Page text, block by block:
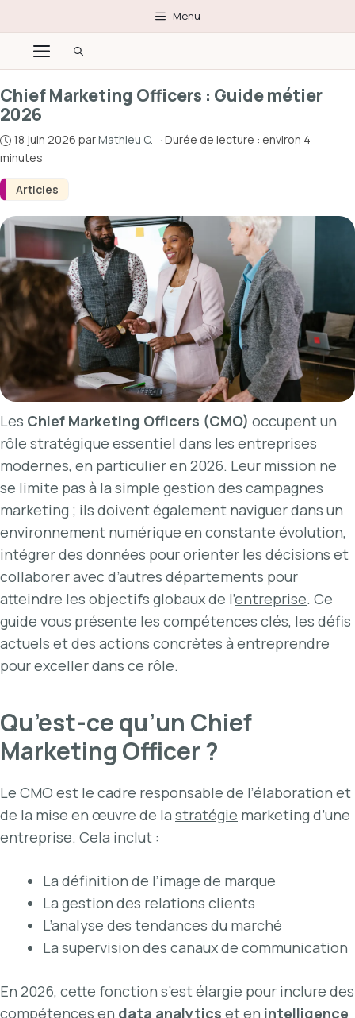
au
contenu
Menu
Menu
Articles
Chief Marketing Officers : Guide métier
2026
18 juin 2026 parMathieu C. · Durée de lecture : environ 4
minutes
Les Chief Marketing Officers (CMO) occupent un
rôle stratégique essentiel dans les entreprises
modernes, en particulier en 2026. Leur mission ne
se limite pas à la simple gestion des campagnes
marketing ; ils doivent également naviguer dans un
environnement numérique en constante évolution,
intégrer des données pour orienter les décisions et
collaborer avec d’autres départements pour
atteindre les objectifs globaux de l’entreprise. Ce
guide vous présente les compétences clés, les défis
actuels et des actions concrètes à entreprendre
pour exceller dans ce rôle.
Qu’est-ce qu’un Chief
Marketing Officer ?
Le CMO est le cadre responsable de l’élaboration et
de la mise en œuvre de la stratégie marketing d’une
entreprise. Cela inclut :
La définition de l’image de marque
La gestion des relations clients
L’analyse des tendances du marché
La supervision des canaux de communication
En 2026, cette fonction s’est élargie pour inclure des
compétences en data analytics et en intelligence